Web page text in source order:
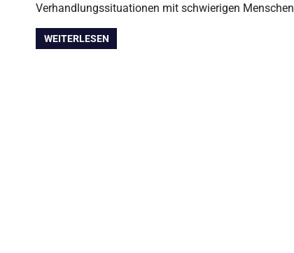
Verhandlungssituationen mit schwierigen Menschen
WEITERLESEN